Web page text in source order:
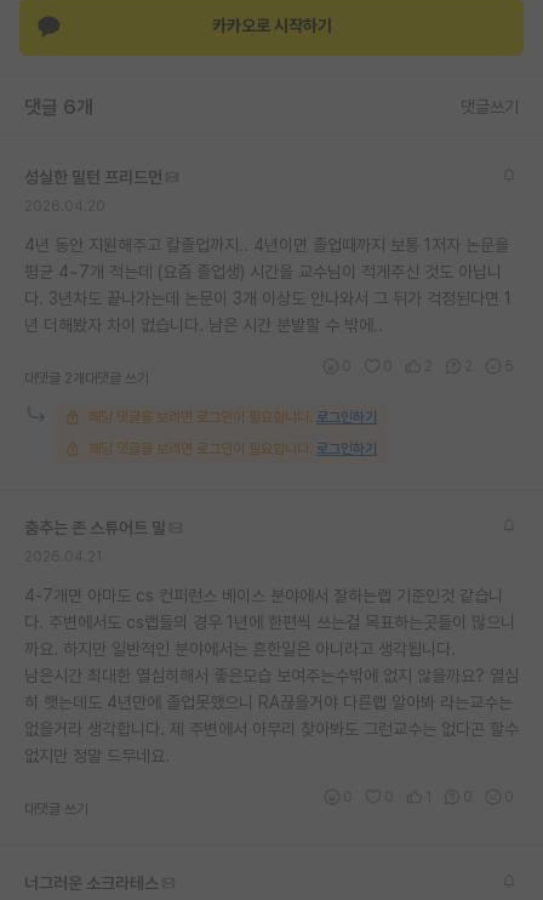
반도체 아카데미 카카오로 시작하기
댓글 6개 댓글쓰기
성실한 밀턴 프리드먼
4년 동안 지원해주고 칼졸업까지.. 4년이면 졸업때까지 보통 1저자 논문을
평균 4~7개 적는데 (요즘 졸업생) 시간을 교수님이 적게주신 것도 아닙니
다. 3년차도 끝나가는데 논문이 3개 이상도 안나와서 그 뒤가 걱정된다면 1
년 더해봤자 차이 없습니다. 남은 시간 분발할 수 밖에..
대댓글 2개 대댓글 쓰기
해당 댓글을 보려면 로그인이 필요합니다. 로그인하기
해당 댓글을 보려면 로그인이 필요합니다. 로그인하기
춤추는 존 스튜어트 밀
4-7개면 아마도 cs 컨퍼런스 베이스 분야에서 잘하는랩 기준인것 같습니
다. 주변에서도 cs랩들의 경우 1년에 한편씩 쓰는걸 목표하는곳들이 많으니
까요. 하지만 일반적인 분야에서는 흔한일은 아니라고 생각됩니다.
남은시간 최대한 열심히해서 좋은모습 보여주는수밖에 없지 않을까요? 열심
히 햇는데도 4년만에 졸업못했으니 RA끊을거야 다른랩 알아봐 라는교수는
없을거라 생각합니다. 제 주변에서 아무리 찾아봐도 그런교수는 없다곤 할수
없지만 정말 드무네요.
대댓글 쓰기
너그러운 소크라테스